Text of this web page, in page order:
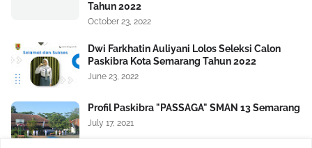
Tahun 2022
October 23, 2022
Dwi Farkhatin Auliyani Lolos Seleksi Calon
Paskibra Kota Semarang Tahun 2022
June 23, 2022
Profil Paskibra "PASSAGA" SMAN 13 Semarang
July 17, 2021